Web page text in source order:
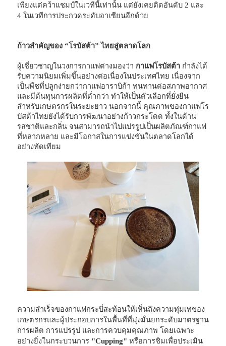
เพียงแต่คว้าแชมป์ในเวทีนี้เท่านั้น แต่ยังเคยติดอันดับ 2 และ
4 ในเวทีการประกวดระดับอาเซียนอีกด้วย
ก้าวสำคัญของ “โรบัสต้า” ไทยสู่ตลาดโลก
ผู้เชี่ยวชาญในวงการกาแฟต่างมองว่า กาแฟโรบัสต้า กำลังได้
รับความนิยมเพิ่มขึ้นอย่างต่อเนื่องในประเทศไทย เนื่องจาก
เป็นพืชที่ปลูกง่ายกว่ากาแฟอาราบิก้า ทนทานต่อสภาพอากาศ
และมีต้นทุนการผลิตที่ต่ำกว่า ทำให้เป็นตัวเลือกที่ยั่งยืน
สำหรับเกษตรกรในระยะยาว นอกจากนี้ คุณภาพของกาแฟโร
บัสต้าไทยยังได้รับการพัฒนาอย่างก้าวกระโดด ทั้งในด้าน
รสชาติและกลิ่น จนสามารถนำไปแปรรูปเป็นผลิตภัณฑ์กาแฟ
ที่หลากหลาย และมีโอกาสในการแข่งขันในตลาดโลกได้
อย่างทัดเทียม
ความสำเร็จของกาแฟกระบี่สะท้อนให้เห็นถึงความทุ่มเทของ
เกษตรกรและผู้ประกอบการในพื้นที่ที่มุ่งมั่นยกระดับมาตรฐาน
การผลิต การแปรรูป และการควบคุมคุณภาพ โดยเฉพาะ
อย่างยิ่งในกระบวนการ "Cupping" หรือการชิมเพื่อประเมิน